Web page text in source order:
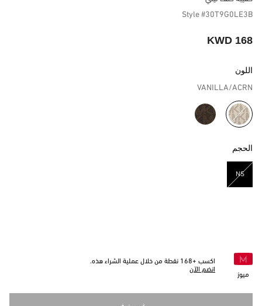
Style #30T9G0LE3B
168 KWD
اللون
VANILLA/ACRN
مختار
الحجم
NS
مختار
ميوز
اكسب +168 نقطة من خلال عملية الشراء هذه.
انضم الآن